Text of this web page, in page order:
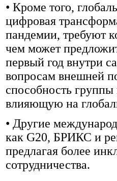
• Кроме того,
цифровая
пандемии, требуют
чем может
первый год внутри
вопросам внешней
способность
влияющую на
• Другие
как G20, БРИКС и
предлагая более
сотрудничества.